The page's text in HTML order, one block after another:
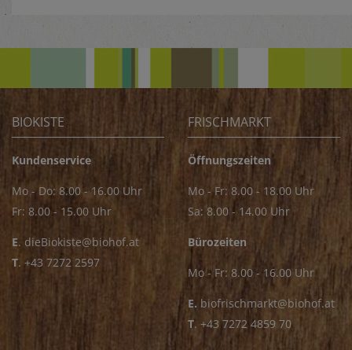
BIOKISTE
Kundenservice
Mo - Do: 8.00 - 16.00 Uhr
Fr: 8.00 - 15.00 Uhr
E. dieBiokiste@biohof.at
T. +43 7272 2597
FRISCHMARKT
Öffnungszeiten
Mo - Fr: 8.00 - 18.00 Uhr
Sa: 8.00 - 14.00 Uhr
Bürozeiten
Mo - Fr: 8.00 - 16.00 Uhr
E. biofrischmarkt@biohof.at
T. +43 7272 4859 70